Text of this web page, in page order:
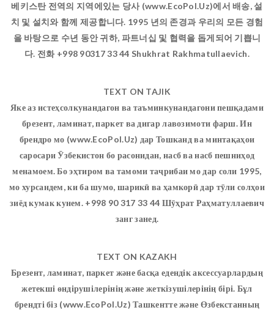
베키스탄 전역의 지역에있는 당사 (www.EcoPol.Uz)에서 배송, 설
치 및 설치와 함께 제공합니다. 1995 년의 존경과 우리의 모든 경험
을 바탕으로 수년 동안 귀하, 파트너십 및 협력을 돕게되어 기쁩니
다. 전화 +998 90317 33 44 Shukhrat Rakhmatullaevich.
TEXT ON TAJIK
Яке аз истеҳсолкунандагон ва таъминкунандагони пешқадами
брезент, ламинат, паркет ва дигар лавозимоти фарш. Ин
брендро мо (www.EcoPol.Uz) дар Тошканд ва минтақаҳои
саросари Ӯзбекистон бо расонидан, насб ва насб пешниҳод
менамоем. Бо эҳтиром ва тамоми таҷрибаи мо дар соли 1995,
мо хурсандем, ки ба шумо, шарикӣ ва ҳамкорӣ дар тӯли солҳои
зиёд кумак кунем. +998 90 317 33 44 Шӯҳрат Раҳматуллаевич
занг занед.
TEXT ON KAZAKH
Брезент, ламинат, паркет және басқа едендік аксессуарлардың
жетекші өндірушілерінің және жеткізушілерінің бірі. Бұл
брендті біз (www.EcoPol.Uz) Ташкентте және Өзбекстанның